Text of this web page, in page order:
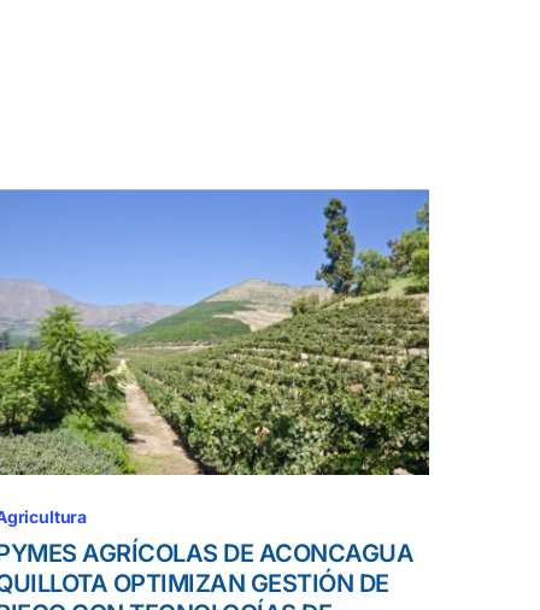
AGRÍCOLAS DE ACONCAGUA
OPTIMIZAN GESTIÓN DE